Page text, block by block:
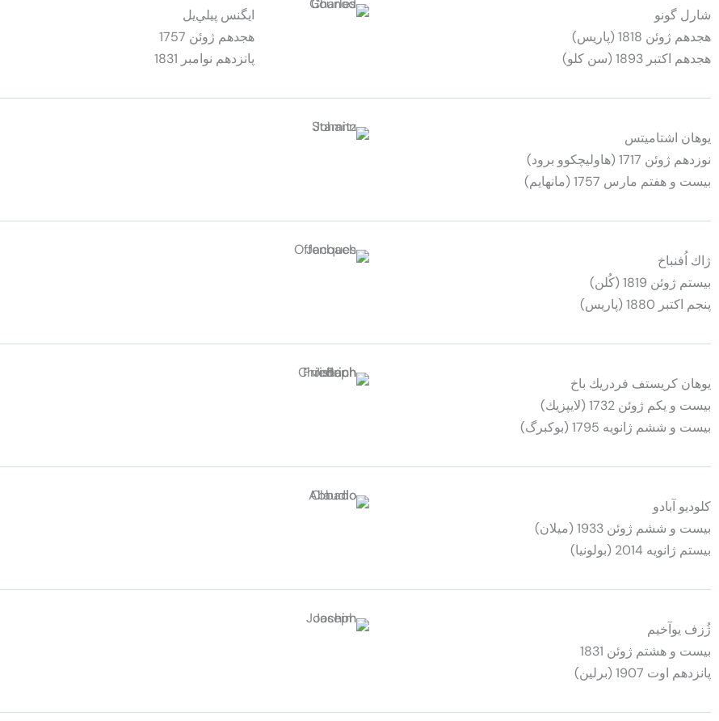
شارل گونو
هجدهم ژوئن 1818 (پاريس)
هجدهم اكتبر 1893 (سن كلو)
ايگنس پيلي‌يل
هجدهم ژوئن 1757
پانزدهم نوامبر 1831
يوهان اشتاميتس
نوزدهم ژوئن 1717 (هاولیچکوو برود)
بيست و هفتم مارس 1757 (مانهایم)
ژاك اُفنباخ
بيستم ژوئن 1819 (كُلن)
پنجم اكتبر 1880 (پاريس)
يوهان كريستف فردريك باخ
بيست و يكم ژوئن 1732 (لايپزيك)
بيست و ششم ژانويه 1795 (بوكبرگ)
كلوديو آبادو
بيست و ششم ژوئن 1933 (ميلان)
بيستم ژانويه 2014 (بولونيا)
ژُزف يوآخيم
بيست و هشتم ژوئن 1831
پانزدهم اوت 1907 (برلين)